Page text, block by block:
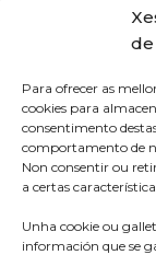
de
Para ofrecer as
cookies para
consentimento
comportamento de
Non consentir ou
a certas
Unha cookie ou
información que se